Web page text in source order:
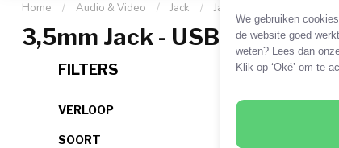
We gebruiken
de website goed
weten? Lees dan
Klik op ‘Oké’ om te
Home / Audio & Video / Jack / Jack - USB
3,5mm Jack - USB-C
FILTERS
VERLOOP
SOORT
20